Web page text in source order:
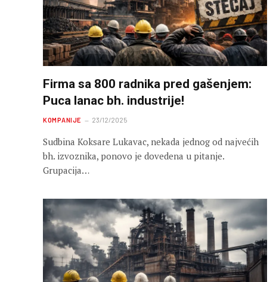
Firma sa 800 radnika pred gašenjem:
Puca lanac bh. industrije!
KOMPANIJE 23/12/2025
Sudbina Koksare Lukavac, nekada jednog od najvećih
bh. izvoznika, ponovo je dovedena u pitanje.
Grupacija…